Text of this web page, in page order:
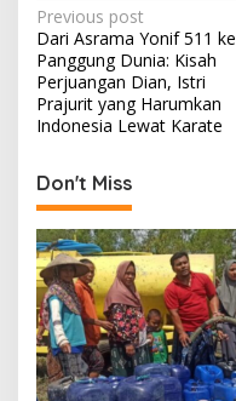
P
o
s
t
a
v
i
g
a
t
Previous post
Dari Asrama Yonif 511 ke
Panggung Dunia: Kisah
Perjuangan Dian, Istri
Prajurit yang Harumkan
Indonesia Lewat Karate
Don't Miss